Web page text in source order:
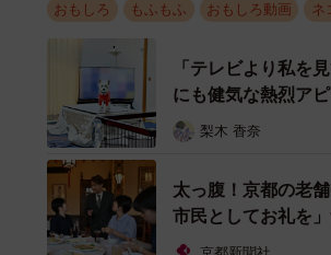
おもしろ もふもふ おもしろ動画 ネ
「テレビより私を
にも健気な熱烈ア
梨木 香奈
太っ腹！京都の老
市民としてお礼を